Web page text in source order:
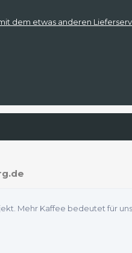
dem etwas anderen
Mehr Kaffee bedeutet für